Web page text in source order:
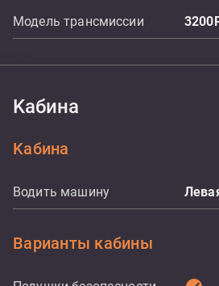
Модель трансмиссии
Kабина
Kабина
Водить машину
Варианты кабины